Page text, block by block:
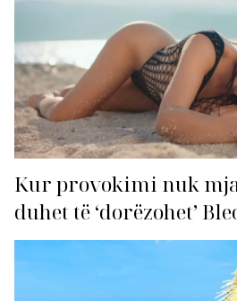
Kur provokimi nuk
duhet të ‘dorëzohet’